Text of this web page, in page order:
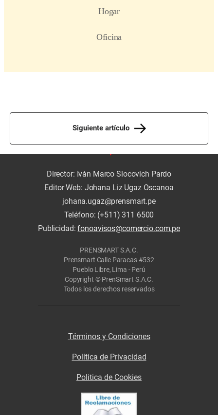
Siguiente artículo
Director: Iván Marco Slocovich Pardo
Editor Web: Johana Liz Ugaz Oscanoa
johana.ugaz@prensmart.pe
Teléfono: (+511) 311 6500
Publicidad:fonoavisos@comercio.com.pe
PRENSMART S.A.C.
Prensmart Calle Paracas #532
Pueblo Libre, Lima - Perú
Copyright © PrenSmart S.A.C.
Todos los derechos reservados
Términos y Condiciones
Política de Privacidad
Politica de Cookies